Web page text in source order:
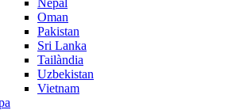
Nepal
Oman
Pakistan
Sri Lanka
Tailàndia
Uzbekistan
Vietnam